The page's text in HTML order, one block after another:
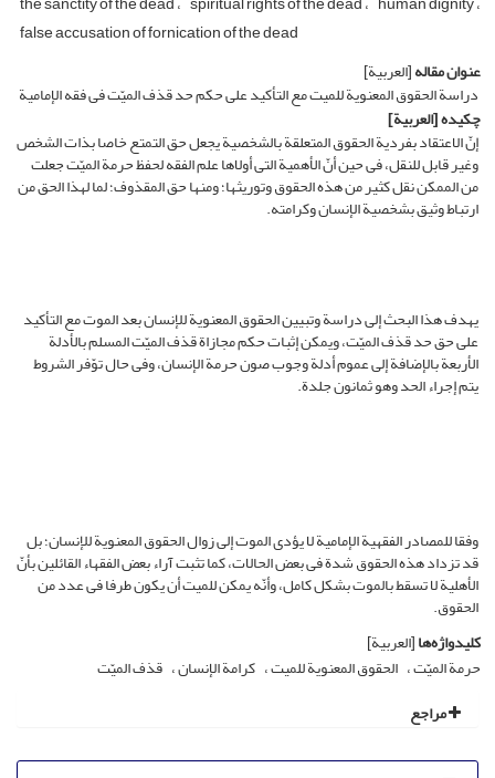
false accusation of fornication of the dead
عنوان مقاله[العربیة]
دراسة الحقوق المعنویة للمیت مع التأکید على حکم حد قذف المیّت فی فقه الإمامیة
چکیده[العربیة]
إنّ الاعتقاد بفردیة الحقوق المتعلقة بالشخصیة یجعل حق التمتع خاصا بذات الشخص
وغیر قابل للنقل، فی حین أنّ الأهمیة التی أولاها علم الفقه لحفظ حرمة المیّت جعلت
من الممکن نقل کثیر من هذه الحقوق وتوریثها؛ ومنها حق المقذوف؛ لما لهذا الحق من
ارتباط وثیق بشخصیة الإنسان وکرامته.
یهدف هذا البحث إلى دراسة وتبیین الحقوق المعنویة للإنسان بعد الموت مع التأکید
على حق حد قذف المیّت، ویمکن إثبات حکم مجازاة قذف المیّت المسلم بالأدلة
الأربعة بالإضافة إلى عموم أدلة وجوب صون حرمة الإنسان، وفی حال توّفر الشروط
یتم إجراء الحد وهو ثمانون جلدة.
وفقا للمصادر الفقهیة الإمامیة لا یؤدی الموت إلى زوال الحقوق المعنویة للإنسان؛ بل
قد تزداد هذه الحقوق شدة فی بعض الحالات، کما تثبت آراء بعض الفقهاء القائلین بأنّ
الأهلیة لا تسقط بالموت بشکل کامل، وأنّه یمکن للمیت أن یکون طرفا فی عدد من
الحقوق.
کلیدواژه‌ها[العربیة]
حرمة المیّت الحقوق المعنویة للمیت کرامة الإنسان قذف المیّت
مراجع